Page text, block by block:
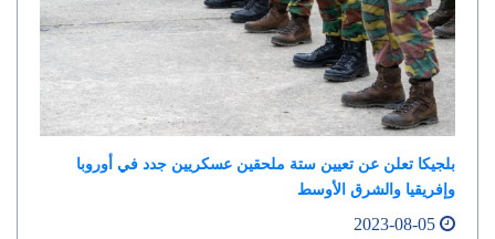
بلجيكا تعلن عن تعيين ستة ملحقين عسكريين جدد في أوروبا
وإفريقيا والشرق الأوسط